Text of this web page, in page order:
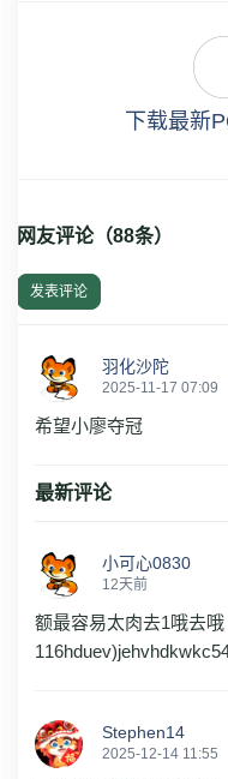
下载最新
网友评论（88条）
发表评论
羽化沙陀
2025-11-17 07:09
希望小廖夺冠
最新评论
小可心0830
12天前
额最容易太肉去1哦去哦
Stephen14
2025-12-14 11:55